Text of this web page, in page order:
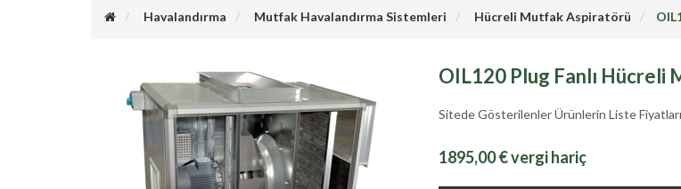
Havalandırma Mutfak Havalandırma Sistemleri Hücreli Mutfak Aspiratörü
OIL120 Plug Fanlı Hücreli
Sitede Gösterilenler Ürünlerin Liste
1895,00 € vergi hariç